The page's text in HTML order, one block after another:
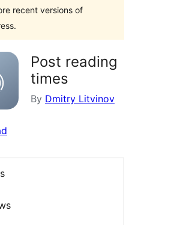
recent versions of
Post reading
times
By Dmitry Litvinov